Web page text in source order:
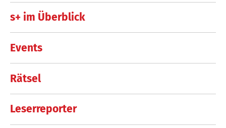
s+ im Überblick
Events
Rätsel
Leserreporter